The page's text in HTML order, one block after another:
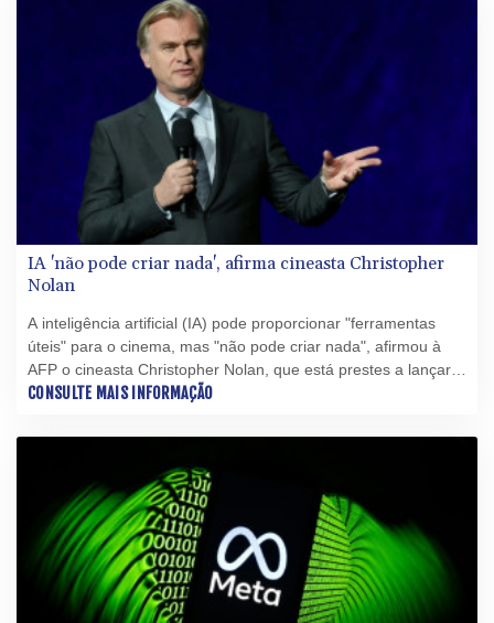
IA 'não pode criar nada', afirma cineasta Christopher
Nolan
A inteligência artificial (IA) pode proporcionar "ferramentas
úteis" para o cinema, mas "não pode criar nada", afirmou à
AFP o cineasta Christopher Nolan, que está prestes a lançar
seu novo filme "A Odisseia".
CONSULTE MAIS INFORMAÇÃO